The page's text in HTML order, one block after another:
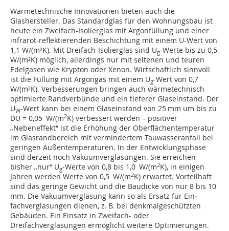
Wärmetechnische Innovationen bieten auch die
Glashersteller. Das Standardglas für den Wohnungsbau ist
heute ein Zweifach-Isolierglas mit Argonfüllung und einer
infrarot-reflek­tierenden Beschichtung mit einem U-Wert von
1,1 W/(m²K). Mit Dreifach-Isolierglas sind Ug-Werte bis zu 0,5
W/(m²K) möglich, allerdings nur mit seltenen und teuren
Edelgasen wie Krypton oder Xenon. Wirtschaftlich sinnvoll
ist die Füllung mit Argongas mit einem Ug-Wert von 0,7
W/(m²K). Verbesserungen bringen auch wärmetechnisch
optimierte Randverbünde und ein tieferer Glaseinstand. Der
UW-Wert kann bei einem Glas­ein­stand von 25 mm um bis zu
DU = 0,05 W/(m2K) verbessert werden – positiver
„Nebeneffekt“ ist die Erhöhung der Oberflächentemperatur
im Glasrandbereich mit vermindertem Tauwasseranfall bei
geringen Außentemperaturen. In der Entwicklungsphase
sind derzeit noch Vakuumverglasungen. Sie erreichen
bisher „nur“ Ug-Werte von 0,8 bis 1,0 W/(m2K), in einigen
Jahren werden Werte von 0,5 W/(m2K) erwartet. Vorteilhaft
sind das geringe Gewicht und die Baudicke von nur 8 bis 10
mm. Die Vakuumverglasung kann so als Ersatz für Ein­
fachverglasungen dienen, z. B. bei denkmalgeschützten
Gebäuden. Ein Einsatz in Zweifach- oder
Dreifachverglasungen ermöglicht weitere Optimierungen.